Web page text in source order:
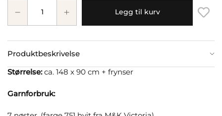
Legg til kurv
Produktbeskrivelse
Størrelse:ca. 148 x 90 cm + frynser
Garnforbruk: